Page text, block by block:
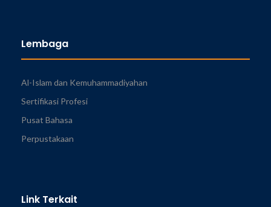
Lembaga
Al-Islam dan Kemuhammadiyahan
Sertifikasi Profesi
Pusat Bahasa
Perpustakaan
Link Terkait